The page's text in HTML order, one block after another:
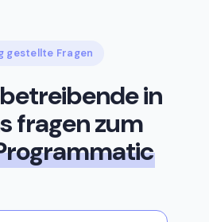
gestellte Fragen
in
fragen zum